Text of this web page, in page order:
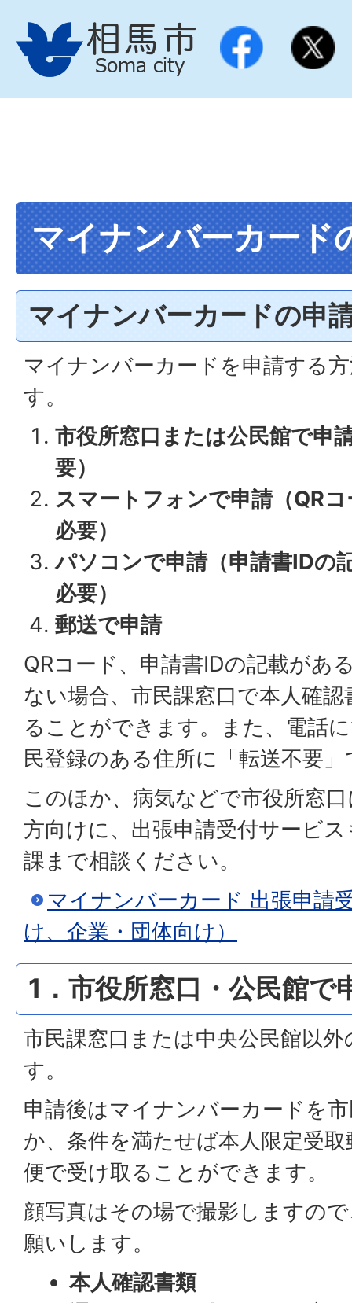
マイナンバーカード
マイナンバーカードの申
マイナンバーカードを申請する
す。
市役所窓口または公民館で申
要）
スマートフォンで申請（QR
必要）
パソコンで申請（申請書IDの
必要）
郵送で申請
QRコード、申請書IDの記載があ
ない場合、市民課窓口で本人確
ることができます。また、電話
民登録のある住所に「転送不要
このほか、病気などで市役所窓
方向けに、出張申請受付サービ
課まで相談ください。
マイナンバーカード 出張申請
け、企業・団体向け）
1．市役所窓口・公民館で
市民課窓口または中央公民館以
す。
申請後はマイナンバーカードを
か、条件を満たせば本人限定受
便で受け取ることができます。
顔写真はその場で撮影しますの
願いします。
本人確認書類